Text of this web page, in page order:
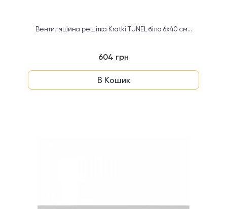
Вентиляційна решітка Kratki TUNEL біла 6х40 см...
604 грн
В Кошик